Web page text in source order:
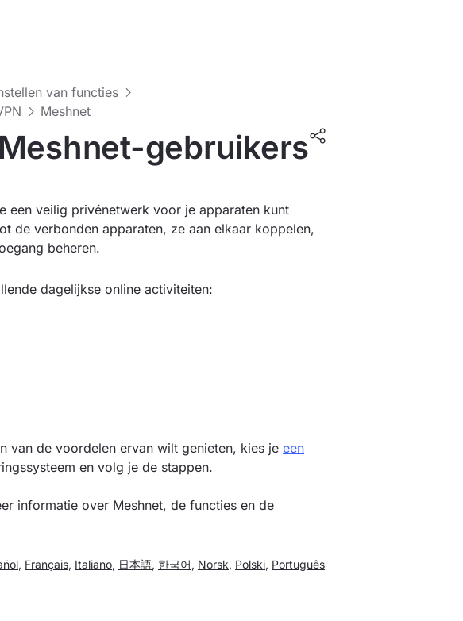
van functies
Meshnet
gebruikers
een veilig privénetwerk voor je apparaten kunt
de verbonden apparaten, ze aan elkaar koppelen,
beheren.
dagelijkse online activiteiten:
van de voordelen ervan wilt genieten, kies je een
en volg je de stappen.
informatie over Meshnet, de functies en de
, Français, Italiano, 日本語, 한국어 , Norsk, Polski, Português